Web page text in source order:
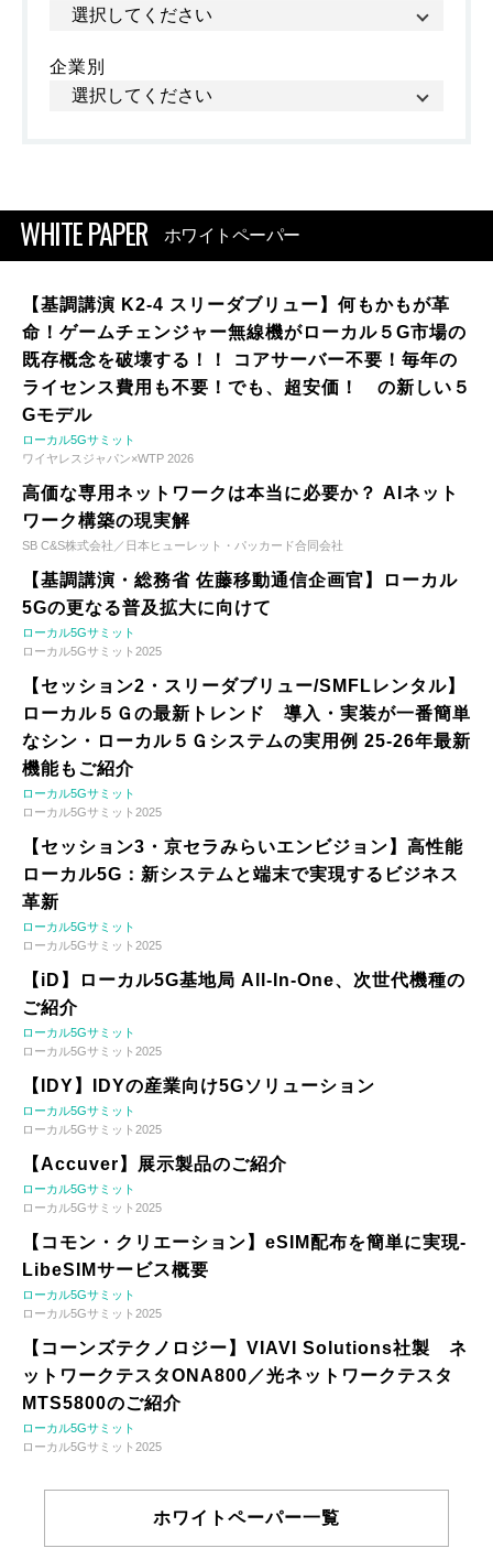
企業別
WHITE PAPER ホワイトペーパー
【基調講演 K2-4 スリーダブリュー】何もかもが革
命！ゲームチェンジャー無線機がローカル５G市場の
既存概念を破壊する！！ コアサーバー不要！毎年の
ライセンス費用も不要！でも、超安価！ の新しい５
Gモデル
ローカル5Gサミット
ワイヤレスジャパン×WTP 2026
高価な専用ネットワークは本当に必要か？ AIネット
ワーク構築の現実解
SB C&S株式会社／日本ヒューレット・パッカード合同会社
【基調講演・総務省 佐藤移動通信企画官】ローカル
5Gの更なる普及拡大に向けて
ローカル5Gサミット
ローカル5Gサミット2025
【セッション2・スリーダブリュー/SMFLレンタル】
ローカル５Ｇの最新トレンド 導入・実装が一番簡単
なシン・ローカル５Ｇシステムの実用例 25-26年最新
機能もご紹介
ローカル5Gサミット
ローカル5Gサミット2025
【セッション3・京セラみらいエンビジョン】高性能
ローカル5G：新システムと端末で実現するビジネス
革新
ローカル5Gサミット
ローカル5Gサミット2025
【iD】ローカル5G基地局 All-In-One、次世代機種の
ご紹介
ローカル5Gサミット
ローカル5Gサミット2025
【IDY】IDYの産業向け5Gソリューション
ローカル5Gサミット
ローカル5Gサミット2025
【Accuver】展示製品のご紹介
ローカル5Gサミット
ローカル5Gサミット2025
【コモン・クリエーション】eSIM配布を簡単に実現-
LibeSIMサービス概要
ローカル5Gサミット
ローカル5Gサミット2025
【コーンズテクノロジー】VIAVI Solutions社製 ネ
ットワークテスタONA800／光ネットワークテスタ
MTS5800のご紹介
ローカル5Gサミット
ローカル5Gサミット2025
ホワイトペーパー一覧